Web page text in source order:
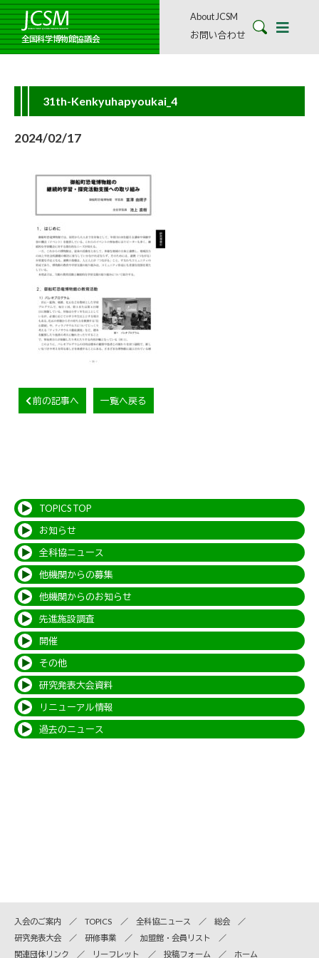
全国科学博物館協議会
About JCSM
お問い合わせ
31th-Kenkyuhapyoukai_4
2024/02/17
前の記事へ 一覧へ戻る
TOPICS TOP
お知らせ
全科協ニュース
他機関からの募集
他機関からのお知らせ
先進施設調査
開催
その他
研究発表大会資料
リニューアル情報
過去のニュース
入会のご案内 TOPICS 全科協ニュース
総会
研究発表大会
研修事業
加盟館・会員リスト
関連団体リンク
リーフレット 投稿フォーム ホーム